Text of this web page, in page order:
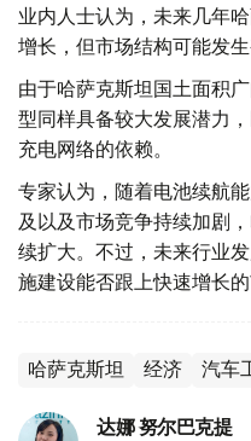
业内人士认为，未来几年
增长，但市场结构可能发生
由于哈萨克斯坦国土面积
型同样具备较大发展潜力
充电网络的依赖。
专家认为，随着电池续航
及以及市场竞争持续加剧
续扩大。不过，未来行业
施建设能否跟上快速增长的
哈萨克斯坦 经济 汽车
达娜 努尔巴克提